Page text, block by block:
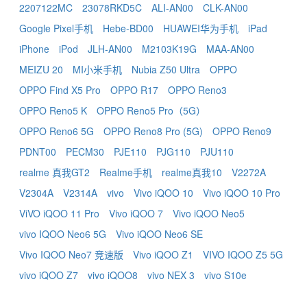
2207122MC 23078RKD5C ALI-AN00
CLK-AN00
Google Pixel手机
Hebe-BD00 HUAWEI华为手机
iPad
iPhone
iPod JLH-AN00 M2103K19G
MAA-AN00
MEIZU 20
MI小米手机 Nubia Z50 Ultra
OPPO
OPPO Find X5 Pro
OPPO R17
OPPO Reno3
OPPO Reno5 K
OPPO Reno5 Pro（5G）
OPPO Reno6 5G
OPPO Reno8 Pro (5G)
OPPO Reno9
PDNT00
PECM30 PJE110 PJG110
PJU110
realme 真我GT2
Realme手机 realme真我10
V2272A
V2304A
V2314A vivo Vivo iQOO 10
Vivo iQOO 10 Pro
ViVO iQOO 11 Pro
Vivo iQOO 7
Vivo iQOO Neo5
vivo IQOO Neo6 5G
Vivo iQOO Neo6 SE
Vivo IQOO Neo7 竞速版
Vivo iQOO Z1
VIVO IQOO Z5 5G
vivo iQOO Z7
vivo iQOO8 vivo NEX 3
vivo S10e